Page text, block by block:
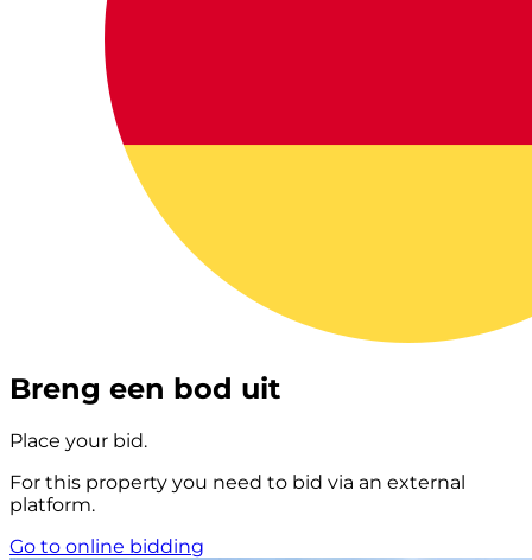
Breng een bod uit
Place your bid.
For this property you need to bid via an external
platform.
Go to online bidding